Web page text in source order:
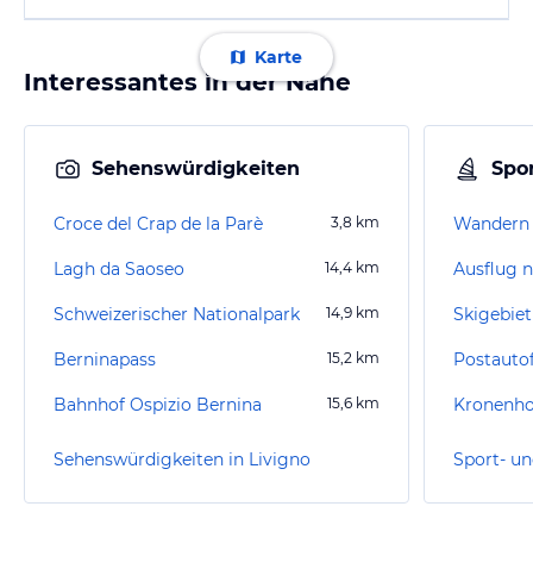
Karte
Interessantes in der Nähe
Sehenswürdigkeiten
Croce del Crap de la Parè 3,8 km
Lagh da Saoseo 14,4 km
Schweizerischer Nationalpark 14,9 km
Berninapass 15,2 km
Bahnhof Ospizio Bernina 15,6 km
Sehenswürdigkeiten in Livigno
Ausflug
Sport-